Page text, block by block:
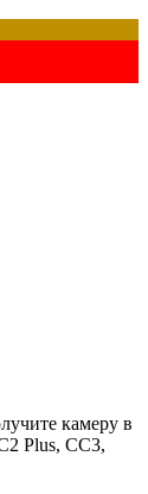
камеру в
Plus, CC3,